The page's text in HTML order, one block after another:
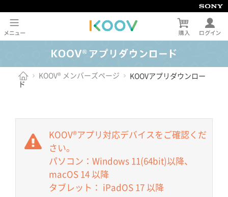
KOOV® メンバーズページ
KOOVアプリダウンロー
ド
KOOV®アプリ対応デバイスをご確認くだ
さい。
パソコン：Windows 11(64bit)以降、
macOS 14 以降
タブレット： iPadOS 17 以降